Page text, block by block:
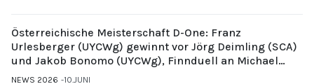
Österreichische Meisterschaft D-One: Franz
Urlesberger (UYCWg) gewinnt vor Jörg Deimling (SCA)
und Jakob Bonomo (UYCWg), Finnduell an Michael
Gubi (UYCMo)
NEWS 2026 10.JUNI